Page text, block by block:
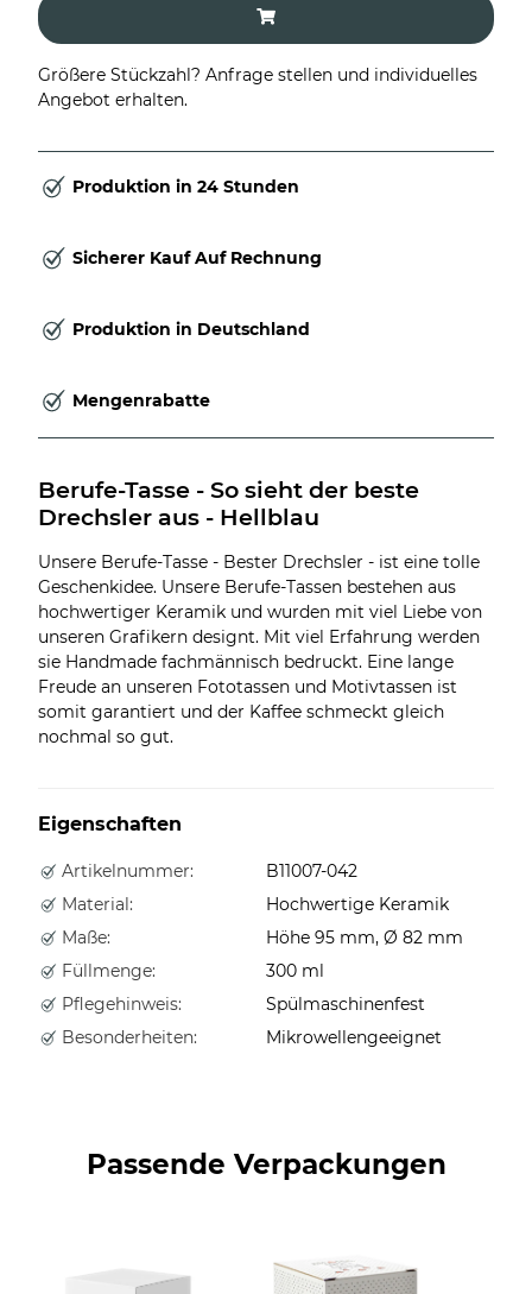
Größere Stückzahl? Anfrage stellen und individuelles
Angebot erhalten.
Produktion in 24 Stunden
Sicherer Kauf Auf Rechnung
Produktion in Deutschland
Mengenrabatte
Berufe-Tasse - So sieht der beste
Drechsler aus - Hellblau
Unsere Berufe-Tasse - Bester Drechsler - ist eine tolle
Geschenkidee. Unsere Berufe-Tassen bestehen aus
hochwertiger Keramik und wurden mit viel Liebe von
unseren Grafikern designt. Mit viel Erfahrung werden
sie Handmade fachmännisch bedruckt. Eine lange
Freude an unseren Fototassen und Motivtassen ist
somit garantiert und der Kaffee schmeckt gleich
nochmal so gut.
Eigenschaften
Artikelnummer:
B11007-042
Material:
Hochwertige Keramik
Maße:
Höhe 95 mm, Ø 82 mm
Füllmenge:
300 ml
Pflegehinweis:
Spülmaschinenfest
Besonderheiten:
Mikrowellengeeignet
Passende Verpackungen